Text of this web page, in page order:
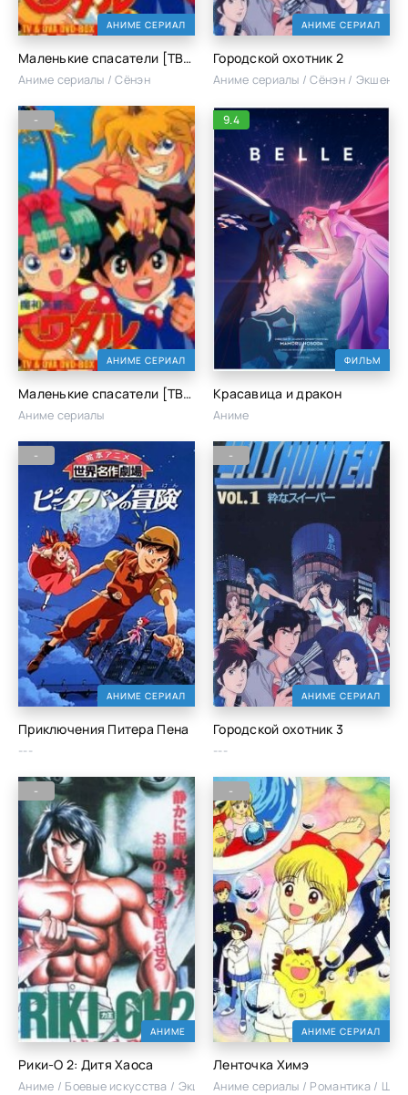
АНИМЕ СЕРИАЛ
Маленькие спасатели [ТВ-1]
Аниме сериалы / Сёнэн
АНИМЕ СЕРИАЛ
Городской охотник 2
Аниме сериалы / Сёнэн / Экшен
АНИМЕ СЕРИАЛ
-
Маленькие спасатели [ТВ-2]
Аниме сериалы
ФИЛЬМ
9.4
Красавица и дракон
Аниме
АНИМЕ СЕРИАЛ
-
Приключения Питера Пена
---
АНИМЕ СЕРИАЛ
-
Городской охотник 3
---
АНИМЕ
-
Рики-О 2: Дитя Хаоса
Аниме / Боевые искусства / Экшен
АНИМЕ СЕРИАЛ
-
Ленточка Химэ
Аниме сериалы / Романтика /